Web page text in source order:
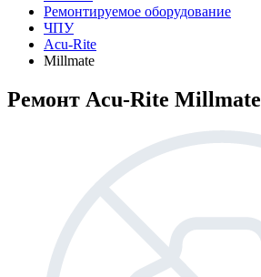
Ремонтируемое оборудование
ЧПУ
Acu-Rite
Millmate
Ремонт Acu-Rite Millmate